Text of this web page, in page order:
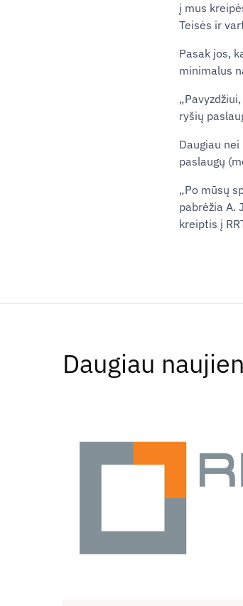
į mus
Teisės ir
Pasak jos,
minimalus
ryšių
Daugiau
paslaugų
„Po mūsų
pabrėžia A.
kreiptis į
Daugiau